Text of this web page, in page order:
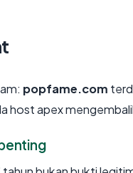
popfame.com
host apex